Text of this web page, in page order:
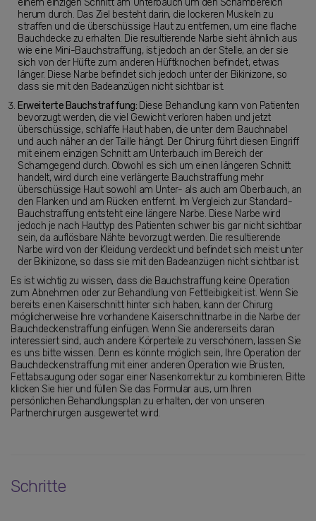
einem einzigen Schnitt am Unterbauch um den Schambereich
herum durch. Das Ziel besteht darin, die lockeren Muskeln zu
straffen und die überschüssige Haut zu entfernen, um eine flache
Bauchdecke zu erhalten. Die resultierende Narbe sieht ähnlich aus
wie eine Mini-Bauchstraffung, ist jedoch an der Stelle, an der sie
sich von der Hüfte zum anderen Hüftknochen befindet, etwas
länger. Diese Narbe befindet sich jedoch unter der Bikinizone, so
dass sie mit den Badeanzügen nicht sichtbar ist.
Erweiterte Bauchstraffung: Diese Behandlung kann von Patienten
bevorzugt werden, die viel Gewicht verloren haben und jetzt
überschüssige, schlaffe Haut haben, die unter dem Bauchnabel
und auch näher an der Taille hängt. Der Chirurg führt diesen Eingriff
mit einem einzigen Schnitt am Unterbauch im Bereich der
Schamgegend durch. Obwohl es sich um einen längeren Schnitt
handelt, wird durch eine verlängerte Bauchstraffung mehr
überschüssige Haut sowohl am Unter- als auch am Oberbauch, an
den Flanken und am Rücken entfernt. Im Vergleich zur Standard-
Bauchstraffung entsteht eine längere Narbe. Diese Narbe wird
jedoch je nach Hauttyp des Patienten schwer bis gar nicht sichtbar
sein, da auflösbare Nähte bevorzugt werden. Die resultierende
Narbe wird von der Kleidung verdeckt und befindet sich meist unter
der Bikinizone, so dass sie mit den Badeanzügen nicht sichtbar ist.
Es ist wichtig zu wissen, dass die Bauchstraffung keine Operation
zum Abnehmen oder zur Behandlung von Fettleibigkeit ist. Wenn Sie
bereits einen Kaiserschnitt hinter sich haben, kann der Chirurg
möglicherweise Ihre vorhandene Kaiserschnittnarbe in die Narbe der
Bauchdeckenstraffung einfügen. Wenn Sie andererseits daran
interessiert sind, auch andere Körperteile zu verschönern, lassen Sie
es uns bitte wissen. Denn es könnte möglich sein, Ihre Operation der
Bauchdeckenstraffung mit einer anderen Operation wie Brüsten,
Fettabsaugung oder sogar einer Nasenkorrektur zu kombinieren. Bitte
klicken Sie hier und füllen Sie das Formular aus, um Ihren
persönlichen Behandlungsplan zu erhalten, der von unseren
Partnerchirurgen ausgewertet wird.
Schritte